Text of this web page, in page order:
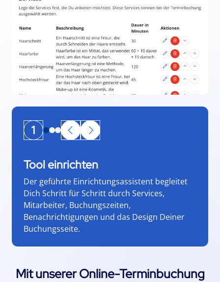
1
Tool einrichten
Der geführte Einrichtungsassistent begleitet
Dich Schritt für Schritt durch Services,
Mitarbeiter, Buchungszeiten,
Benachrichtigungen und das Design Deiner
Buchungsseite.
Mit unserer Online-Terminbuchung